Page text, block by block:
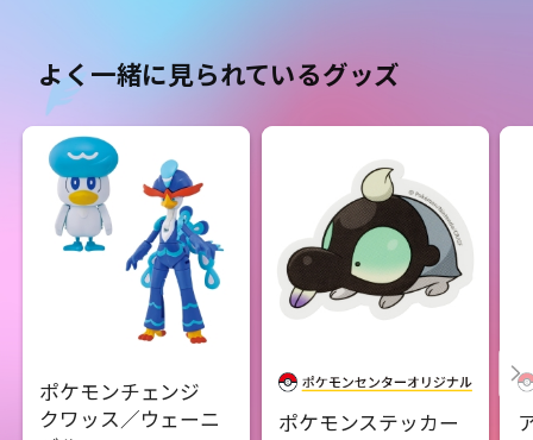
よく一緒に見られているグッズ
ポケモンチェンジ
クワッス／ウェーニ
ポケモンステッカー